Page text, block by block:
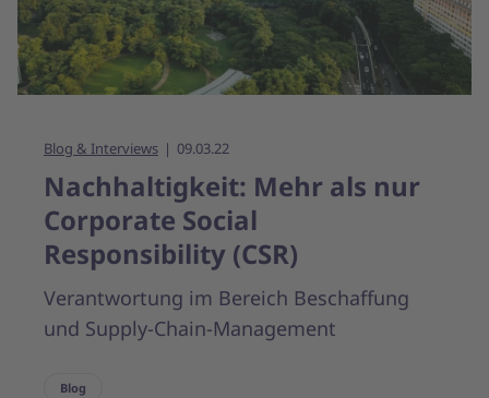
Blog & Interviews 09.03.22
Nachhaltigkeit: Mehr als nur
Corporate Social
Responsibility (CSR)
Verantwortung im Bereich Beschaffung
und Supply-Chain-Management
Blog